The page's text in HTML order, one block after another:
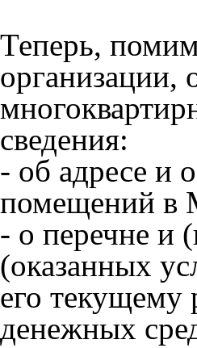
Теперь,
организации,
сведения:
- об адресе
помещений
- о перечне и
(оказанных
его текущему
денежных